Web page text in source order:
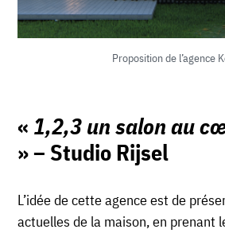
Proposition de l’agence
« 1,2,3 un salon au
» – Studio Rijsel
L’idée de cette agence est de
actuelles de la maison, en prenant